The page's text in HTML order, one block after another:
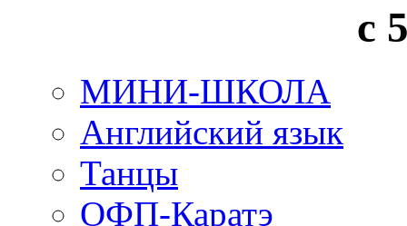
с
МИНИ-ШКОЛА
Английский язык
Танцы
ОФП-Каратэ